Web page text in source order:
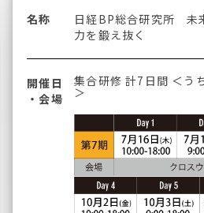
名称
日経BP総合研究所
力を鍛え抜く
開催日
・会場
集合研修 計7日間 ＜う
＞